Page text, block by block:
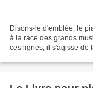
Disons-le d'emblée, le
à la race des grands
ces lignes, il s'agisse de